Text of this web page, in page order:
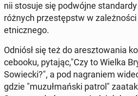
nii stosuje się po­dwój­ne
różnych prze­stępstw w
et­nicz­ne­go.
Odniósł się też do aresz­to­wa­nia
ce­bo­oku, pytając,"Czy to Wielka
So­wiec­ki?", a pod na­gra­niem
gdzie "mu­zuł­mań­ski patrol"